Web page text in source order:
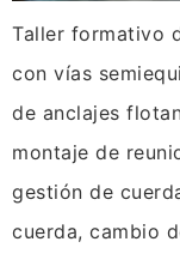
Taller formativo
con vías
de anclajes
montaje de
gestión de
cuerda, cambio